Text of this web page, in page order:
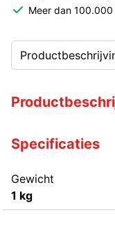
Meer dan
Specificaties
Gewicht
1 kg